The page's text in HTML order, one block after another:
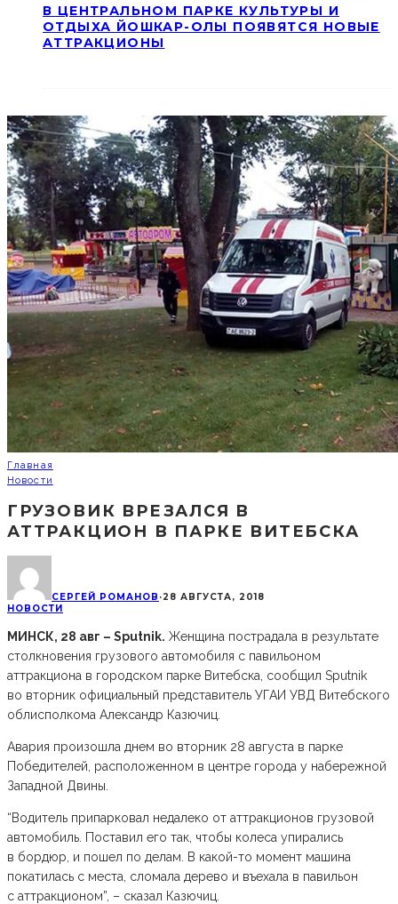
В ЦЕНТРАЛЬНОМ ПАРКЕ КУЛЬТУРЫ И
ОТДЫХА ЙОШКАР-ОЛЫ ПОЯВЯТСЯ НОВЫЕ
АТТРАКЦИОНЫ
Главная
Новости
ГРУЗОВИК ВРЕЗАЛСЯ В
АТТРАКЦИОН В ПАРКЕ ВИТЕБСКА
СЕРГЕЙ РОМАНОВ ·28 АВГУСТА, 2018
НОВОСТИ
МИНСК, 28 авг – Sputnik. Женщина пострадала в результате
столкновения грузового автомобиля с павильоном
аттракциона в городском парке Витебска, сообщил Sputnik
во вторник официальный представитель УГАИ УВД Витебского
облисполкома Александр Казючиц.
Авария произошла днем во вторник 28 августа в парке
Победителей, расположенном в центре города у набережной
Западной Двины.
“Водитель припарковал недалеко от аттракционов грузовой
автомобиль. Поставил его так, чтобы колеса упирались
в бордюр, и пошел по делам. В какой-то момент машина
покатилась с места, сломала дерево и въехала в павильон
с аттракционом”, – сказал Казючиц.